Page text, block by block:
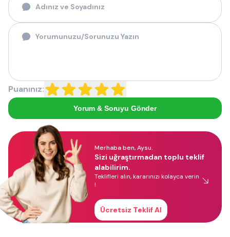
Puanınız:
Yorum & Soruyu Gönder
Merhaba ben, Aysu.
Sizi uğraştırmadan toplu teklif
alabilirim.
Teklifleri alın, kararınızı kolayca verin
!
Ücretsiz Teklif Al